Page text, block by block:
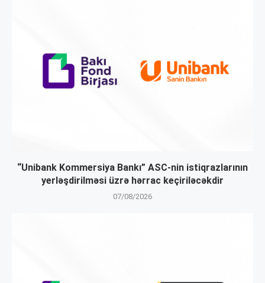
“Unibank Kommersiya Bankı” ASC-nin istiqrazlarının
yerləşdirilməsi üzrə hərrac keçiriləcəkdir
07/08/2026